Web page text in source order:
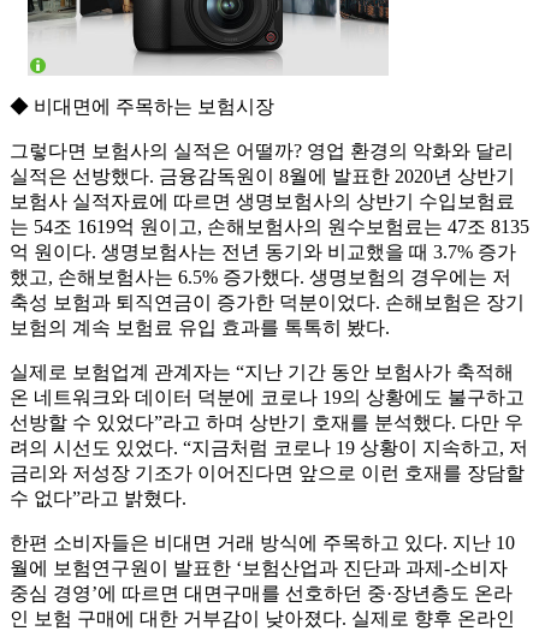
◆ 비대면에 주목하는 보험시장
그렇다면 보험사의 실적은 어떨까? 영업 환경의 악화와 달리
실적은 선방했다. 금융감독원이 8월에 발표한 2020년 상반기
보험사 실적자료에 따르면 생명보험사의 상반기 수입보험료
는 54조 1619억 원이고, 손해보험사의 원수보험료는 47조 8135
억 원이다. 생명보험사는 전년 동기와 비교했을 때 3.7% 증가
했고, 손해보험사는 6.5% 증가했다. 생명보험의 경우에는 저
축성 보험과 퇴직연금이 증가한 덕분이었다. 손해보험은 장기
보험의 계속 보험료 유입 효과를 톡톡히 봤다.
실제로 보험업계 관계자는 “지난 기간 동안 보험사가 축적해
온 네트워크와 데이터 덕분에 코로나 19의 상황에도 불구하고
선방할 수 있었다”라고 하며 상반기 호재를 분석했다. 다만 우
려의 시선도 있었다. “지금처럼 코로나 19 상황이 지속하고, 저
금리와 저성장 기조가 이어진다면 앞으로 이런 호재를 장담할
수 없다”라고 밝혔다.
한편 소비자들은 비대면 거래 방식에 주목하고 있다. 지난 10
월에 보험연구원이 발표한 ‘보험산업과 진단과 과제-소비자
중심 경영’에 따르면 대면구매를 선호하던 중·장년층도 온라
인 보험 구매에 대한 거부감이 낮아졌다. 실제로 향후 온라인